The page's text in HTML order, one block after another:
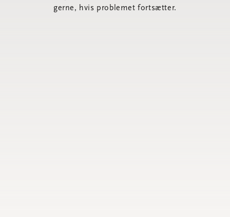
gerne, hvis problemet fortsætter.